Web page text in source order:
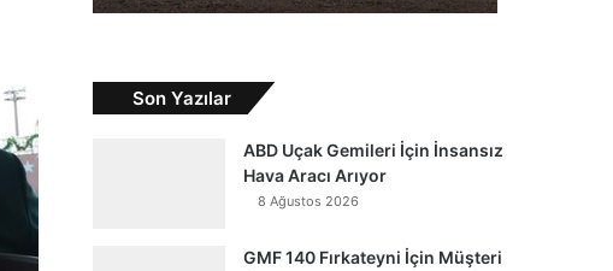
Son Yazılar
ABD Uçak Gemileri İçin İnsansız
Hava Aracı Arıyor
8 Ağustos 2026
GMF 140 Fırkateyni İçin Müşteri